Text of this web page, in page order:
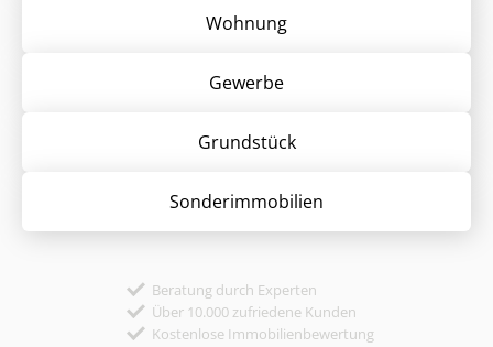
Wohnung
Gewerbe
Grund­stück
Sonder­immobilien
Beratung durch Experten
Über 10.000 zufriedene Kunden
Kostenlose Immobilienbewertung